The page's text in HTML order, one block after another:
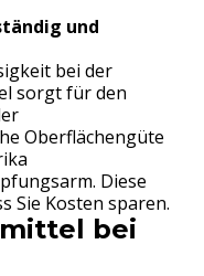
und
bei der
sorgt für den
Oberflächengüte
Diese
Sie Kosten sparen.
bei